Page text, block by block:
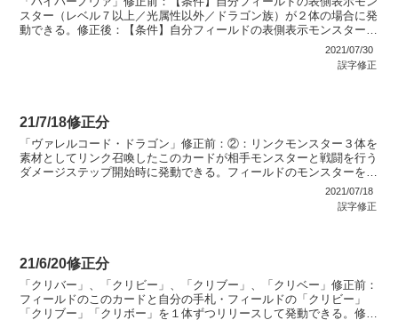
スター（レベル７以上／光属性以外／ドラゴン族）が２体の場合に発
動できる。修正後：【条件】自分フィールドの表側表示モンスター
（レベル７／光属性以外／ドラゴン族）が２体の場合に発動で...
2021/07/30
誤字修正
21/7/18修正分
「ヴァレルコード・ドラゴン」修正前：②：リンクモンスター３体を
素材としてリンク召喚したこのカードが相手モンスターと戦闘を行う
ダメージステップ開始時に発動できる。フィールドのモンスターを全
て破壊する。修正後：②：モンスター３体を素材としてリン...2021/07/18
誤字修正
21/6/20修正分
「クリバー」、「クリビー」、「クリブー」、「クリベー」修正前：
フィールドのこのカードと自分の手札・フィールドの「クリビー」
「クリブー」「クリボー」を１体ずつリリースして発動できる。修正